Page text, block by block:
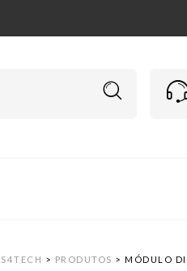
S4TECH > PRODUTOS >MÓDULO